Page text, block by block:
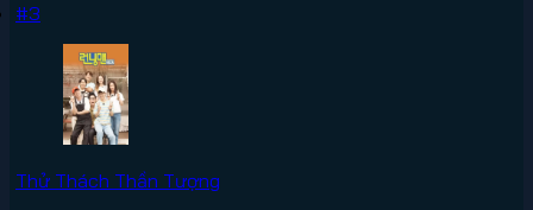
#3
Thử Thách Thần Tượng